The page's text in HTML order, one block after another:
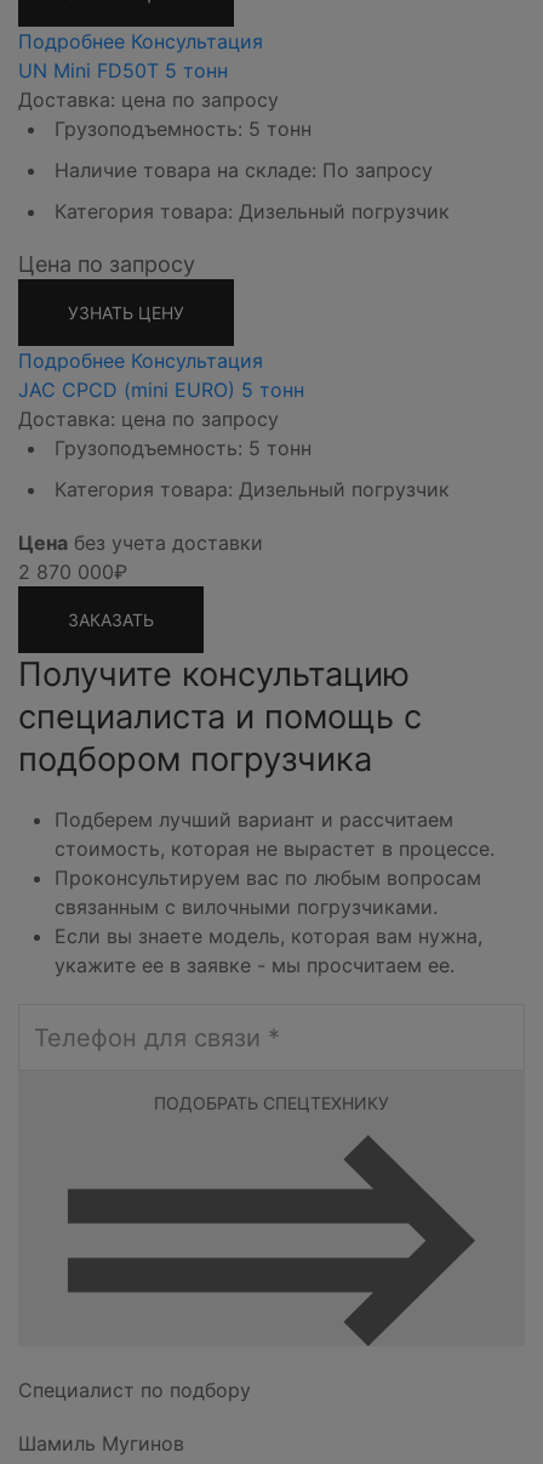
Подробнее Консультация
UN Mini FD50T 5 тонн
Доставка: цена по запросу
Грузоподъемность: 5 тонн
Наличие товара на складе: По запросу
Категория товара: Дизельный погрузчик
Цена по запросу
УЗНАТЬ ЦЕНУ
Подробнее Консультация
JAC CPCD (mini EURO) 5 тонн
Доставка: цена по запросу
Грузоподъемность: 5 тонн
Категория товара: Дизельный погрузчик
Цена без учета доставки
2 870 000₽
ЗАКАЗАТЬ
Получите консультацию
специалиста и помощь с
подбором погрузчика
Подберем лучший вариант и рассчитаем
стоимость, которая не вырастет в процессе.
Проконсультируем вас по любым вопросам
связанным с вилочными погрузчиками.
Если вы знаете модель, которая вам нужна,
укажите ее в заявке - мы просчитаем ее.
ПОДОБРАТЬ СПЕЦТЕХНИКУ
Специалист по подбору
Шамиль Мугинов